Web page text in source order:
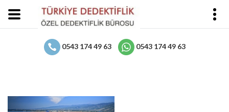
0543 174 49 63 0543 174 49 63